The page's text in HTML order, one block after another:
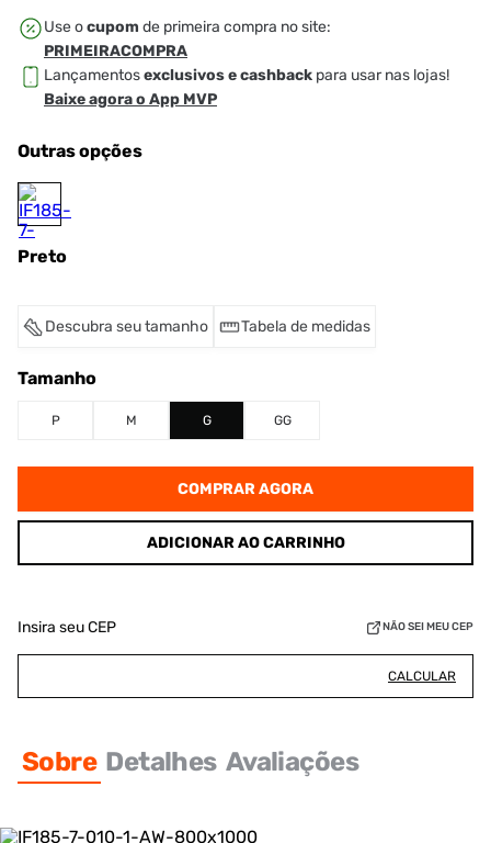
Use ocupom de primeira compra no site:
PRIMEIRACOMPRA
Lançamentosexclusivos e cashback para usar nas lojas!
Baixe agora o App MVP
Outras opções
Preto
Descubra seu tamanho Tabela de medidas
Tamanho
P M G GG
COMPRAR AGORA
ADICIONAR AO CARRINHO
Insira seu CEP NÃO SEI MEU CEP
CALCULAR
Sobre Detalhes Avaliações